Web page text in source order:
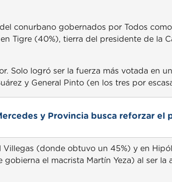
conurbano gobernados por Todos
Tigre (40%), tierra del presidente de la
Solo logró ser la fuerza más votada en
y General Pinto (en los tres por
y Provincia busca reforzar el
(donde obtuvo un 45%) y en
el macrista Martín Yeza) al ser la